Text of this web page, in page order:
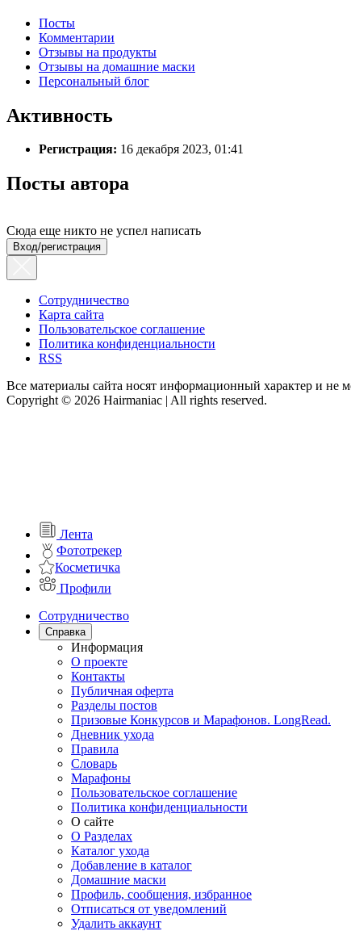
Посты
Комментарии
Отзывы на продукты
Отзывы на домашние маски
Персональный блог
Активность
Регистрация: 16 декабря 2023, 01:41
Посты автора
Сюда еще никто не успел написать
Вход/регистрация
Сотрудничество
Карта сайта
Пользовательское соглашение
Политика конфиденциальности
RSS
Все материалы сайта носят информационный характер и не
Copyright © 2026 Hairmaniac | All rights reserved.
Лента
Фототрекер
Косметичка
Профили
Сотрудничество
Справка
Информация
О проекте
Контакты
Публичная оферта
Разделы постов
Призовые Конкурсов и Марафонов. LongRead.
Дневник ухода
Правила
Словарь
Марафоны
Пользовательское соглашение
Политика конфиденциальности
О сайте
О Разделах
Каталог ухода
Добавление в каталог
Домашние маски
Профиль, сообщения, избранное
Отписаться от уведомлений
Удалить аккаунт